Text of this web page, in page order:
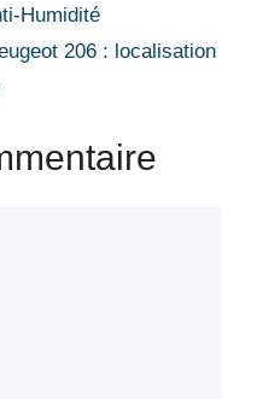
Humidité
206 : localisation